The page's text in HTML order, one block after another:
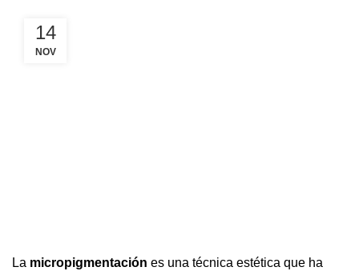
14
NOV
La micropigmentación es una técnica estética que ha